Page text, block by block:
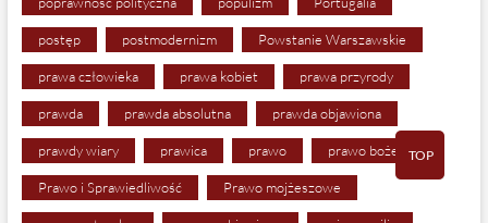
postęp postmodernizm Powstanie Warszawskie
prawa człowieka prawa kobiet prawa przyrody
prawda prawda absolutna prawda objawiona
prawdy wiary prawica prawo prawo boże
Prawo i Sprawiedliwość Prawo mojżeszowe
TOP